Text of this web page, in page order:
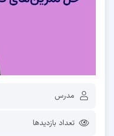
مدرس
تعداد بازدیدها